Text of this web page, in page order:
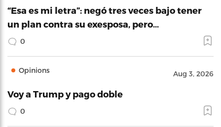
“Esa es mi letra”: negó tres veces bajo tener
un plan contra su exesposa, pero…
0
Opinions Aug 3, 2026
Voy a Trump y pago doble
0